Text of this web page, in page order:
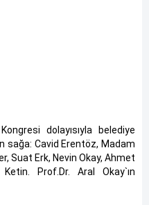
dolayısıyla belediye
sağa: Cavid Erentöz, Madam
Suat Erk, Nevin Okay, Ahmet
Prof.Dr. Aral Okay`ın